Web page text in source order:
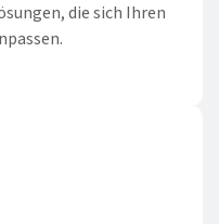
die sich Ihren